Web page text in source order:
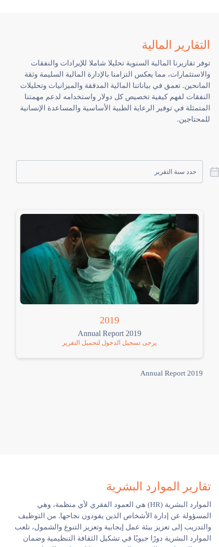
التقارير المالية
توفر تقاريرنا المالية السنوية تحليلا شاملا للإيرادات والنفقات
والاستثمارات، مما يعكس التزامنا بالإدارة المالية السليمة وثقة
المانحين. تعمق في بياناتنا المالية المدققة والميزانيات وتحليلات
النفقات لفهم كيفية تخصيص كل دولار واستخدامه لدعم مهمتنا
المتمثلة في توفير الرعاية الطبية الأساسية والمساعدة الإنسانية
للمحتاجين.
2019
Annual Report 2019
يرجى تسجيل الدخول لتحميل التقرير
Annual Report 2019
تقارير الموارد البشرية
الموارد البشرية (HR) هي العمود الفقري لأي منظمة، وهي
المسؤولة عن إدارة الأشخاص الذين يقودون نجاحها. من التوظيف
والتدريب إلى تعزيز بيئة عمل إيجابية وتعزيز التنوع والشمول، تلعب
الموارد البشرية دورًا حيويًا في تشكيل الثقافة التنظيمية وضمان